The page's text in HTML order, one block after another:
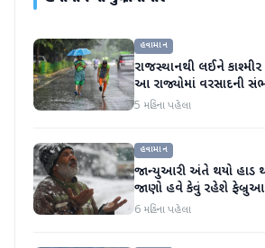
હવામાન
રાજસ્થાનથી લઈને
આ રાજ્યોમાં વરસાદની
5 મહિના પહેલા
હવામાન
જાન્યુઆરી અંતે થયો હાડ
જાણો હવે કેવું રહેશે
6 મહિના પહેલા